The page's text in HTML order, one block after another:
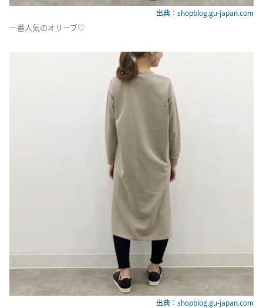
出典：shopblog.gu-japan.com
一番人気のオリーブ♡
出典：shopblog.gu-japan.com